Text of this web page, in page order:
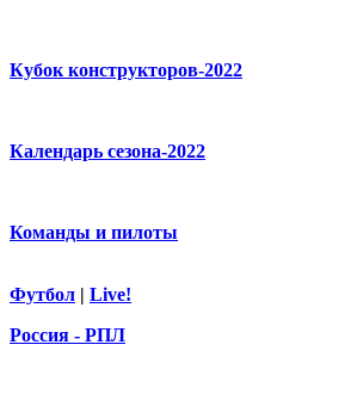
Кубок конструкторов-2022
Календарь сезона-2022
Команды и пилоты
Футбол | Live!
Россия - РПЛ